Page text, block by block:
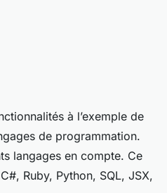
à l’exemple de
de programmation.
langages en compte. Ce
Ruby, Python, SQL, JSX,